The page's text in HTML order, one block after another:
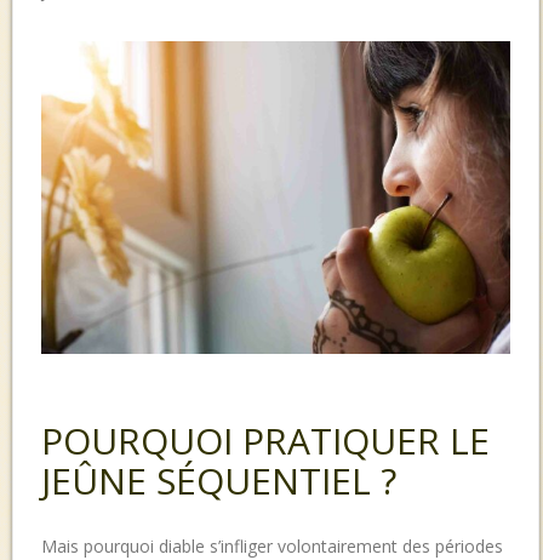
POURQUOI PRATIQUER LE
JEÛNE SÉQUENTIEL ?
Mais pourquoi diable s’infliger volontairement des périodes